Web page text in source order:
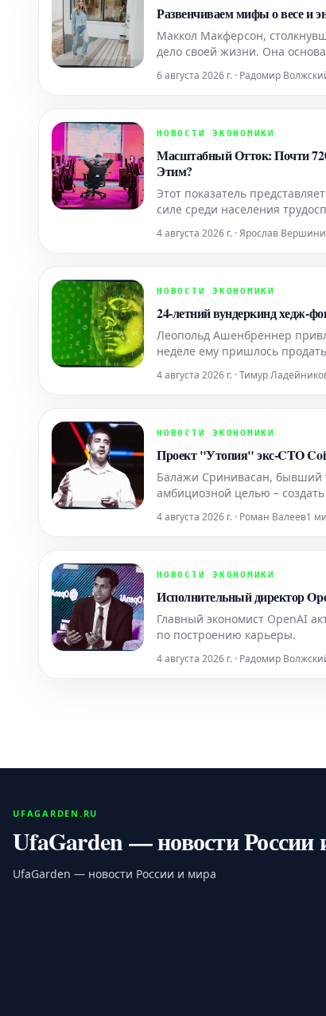
Развенчиваем мифы о весе и
Маккол Макферсон,
дело своей жизни. Она
меняет подход к
железы.
6 августа 2026 г. · Радомир
НОВОСТИ ЭКОНОМИКИ
Масштабный Отток: Почти
Этим?
Этот показатель
силе среди населения
4 августа 2026 г. · Ярослав
НОВОСТИ ЭКОНОМИКИ
24-летний вундеркинд хедж-
Леопольд Ашенбреннер
неделе ему пришлось
выживание своего
4 августа 2026 г. · Тимур
НОВОСТИ ЭКОНОМИКИ
Проект "Утопия" экс-CTO
Балажи Сринивасан, бывший
амбициозной целью –
среду для инноваций.
4 августа 2026 г. · Роман Валеев1
НОВОСТИ ЭКОНОМИКИ
Исполнительный директор
Главный экономист OpenAI
по построению карьеры.
4 августа 2026 г. · Радомир
UFAGARDEN.RU
UfaGarden — новости России
UfaGarden — новости России и мира